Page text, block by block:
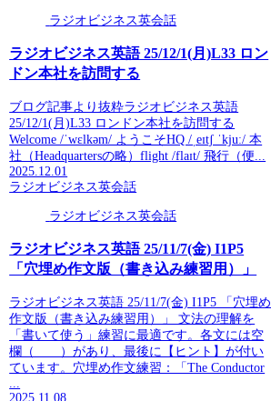
ラジオビジネス英会話
ラジオビジネス英語 25/12/1(月)L33 ロン
ドン本社を訪問する
ブログ記事より抜粋ラジオビジネス英語
25/12/1(月)L33 ロンドン本社を訪問する
Welcome /ˈwɛlkəm/ ようこそHQ /ˌeɪtʃ ˈkjuː/ 本
社（Headquartersの略）flight /flaɪt/ 飛行（便...
2025.12.01
ラジオビジネス英会話
ラジオビジネス英会話
ラジオビジネス英語 25/11/7(金) I1P5
「穴埋め作文版（書き込み練習用）」
ラジオビジネス英語 25/11/7(金) I1P5 「穴埋め
作文版（書き込み練習用）」 文法の理解を
「書いて使う」練習に最適です。各文には空
欄（____）があり、最後に【ヒント】が付い
ています。穴埋め作文練習：「The Conductor
2025.11.08